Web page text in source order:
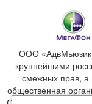
ООО
крупнейшими
смежных прав,
общественная